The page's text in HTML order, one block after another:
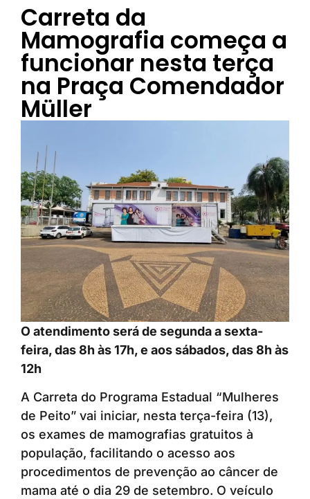
Carreta da
Mamografia começa a
funcionar nesta terça
na Praça Comendador
Müller
O atendimento será de segunda a sexta-
feira, das 8h às 17h, e aos sábados, das 8h às
12h
A Carreta do Programa Estadual “Mulheres
de Peito” vai iniciar, nesta terça-feira (13),
os exames de mamografias gratuitos à
população, facilitando o acesso aos
procedimentos de prevenção ao câncer de
mama até o dia 29 de setembro. O veículo